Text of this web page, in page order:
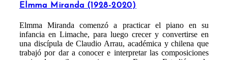
Elmma Miranda (1928-2020)
Elmma Miranda comenzó a practicar el piano en su
infancia en Limache, para luego crecer y convertirse en
una discípula de Claudio Arrau, académica y chilena que
trabajó por dar a conocer e interpretar las composiciones